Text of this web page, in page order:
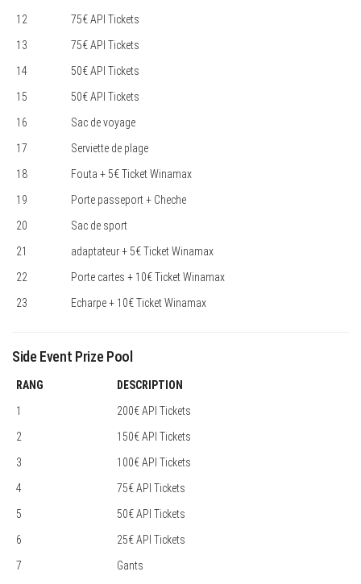
12
75€ API Tickets
13
75€ API Tickets
14
50€ API Tickets
15
50€ API Tickets
16
Sac de voyage
17
Serviette de plage
18
Fouta + 5€ Ticket Winamax
19
Porte passeport + Cheche
20
Sac de sport
21
adaptateur + 5€ Ticket Winamax
22
Porte cartes + 10€ Ticket Winamax
23
Echarpe + 10€ Ticket Winamax
Side Event Prize Pool
RANG
DESCRIPTION
1
200€ API Tickets
2
150€ API Tickets
3
100€ API Tickets
4
75€ API Tickets
5
50€ API Tickets
6
25€ API Tickets
7
Gants